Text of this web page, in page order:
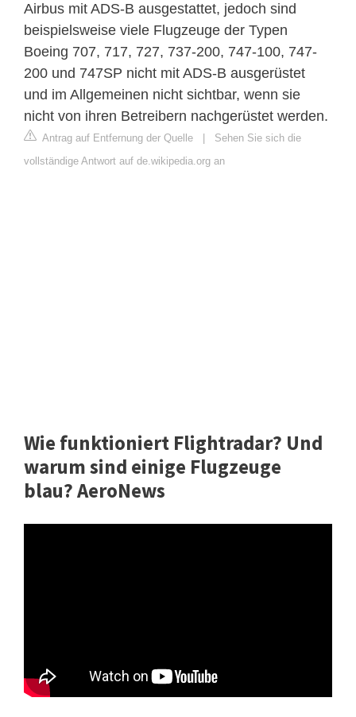
Airbus mit ADS-B ausgestattet, jedoch sind
beispielsweise viele Flugzeuge der Typen
Boeing 707, 717, 727, 737-200, 747-100, 747-
200 und 747SP nicht mit ADS-B ausgerüstet
und im Allgemeinen nicht sichtbar, wenn sie
nicht von ihren Betreibern nachgerüstet werden.
Antrag auf Entfernung der Quelle
Sehen Sie sich die
vollständige Antwort auf de.wikipedia.org an
Wie funktioniert Flightradar? Und
warum sind einige Flugzeuge
blau? AeroNews